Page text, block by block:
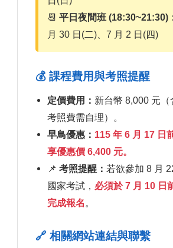
📆 平日夜間班 (18:30~21:30)
月 30 日(二)、7 月 2 日(四)
💰 課程費用與考照提醒
定價費用： 新台幣 8,000 元（
考照費需自理）。
早鳥優惠： 115 年 6 月 17 日
享優惠價 6,400 元。
📌 考照提醒： 若欲參加 8 月
國家考試， 必須於 7 月 10 日
完成報名 。
🔗 相關網站連結與聯繫